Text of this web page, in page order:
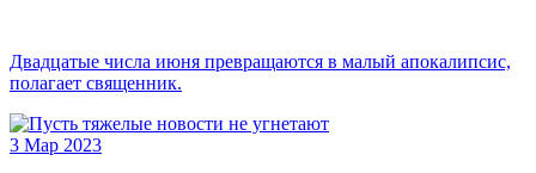
Двадцатые числа июня превращаются в малый апокалипсис,
полагает священник.
3 Мар 2023